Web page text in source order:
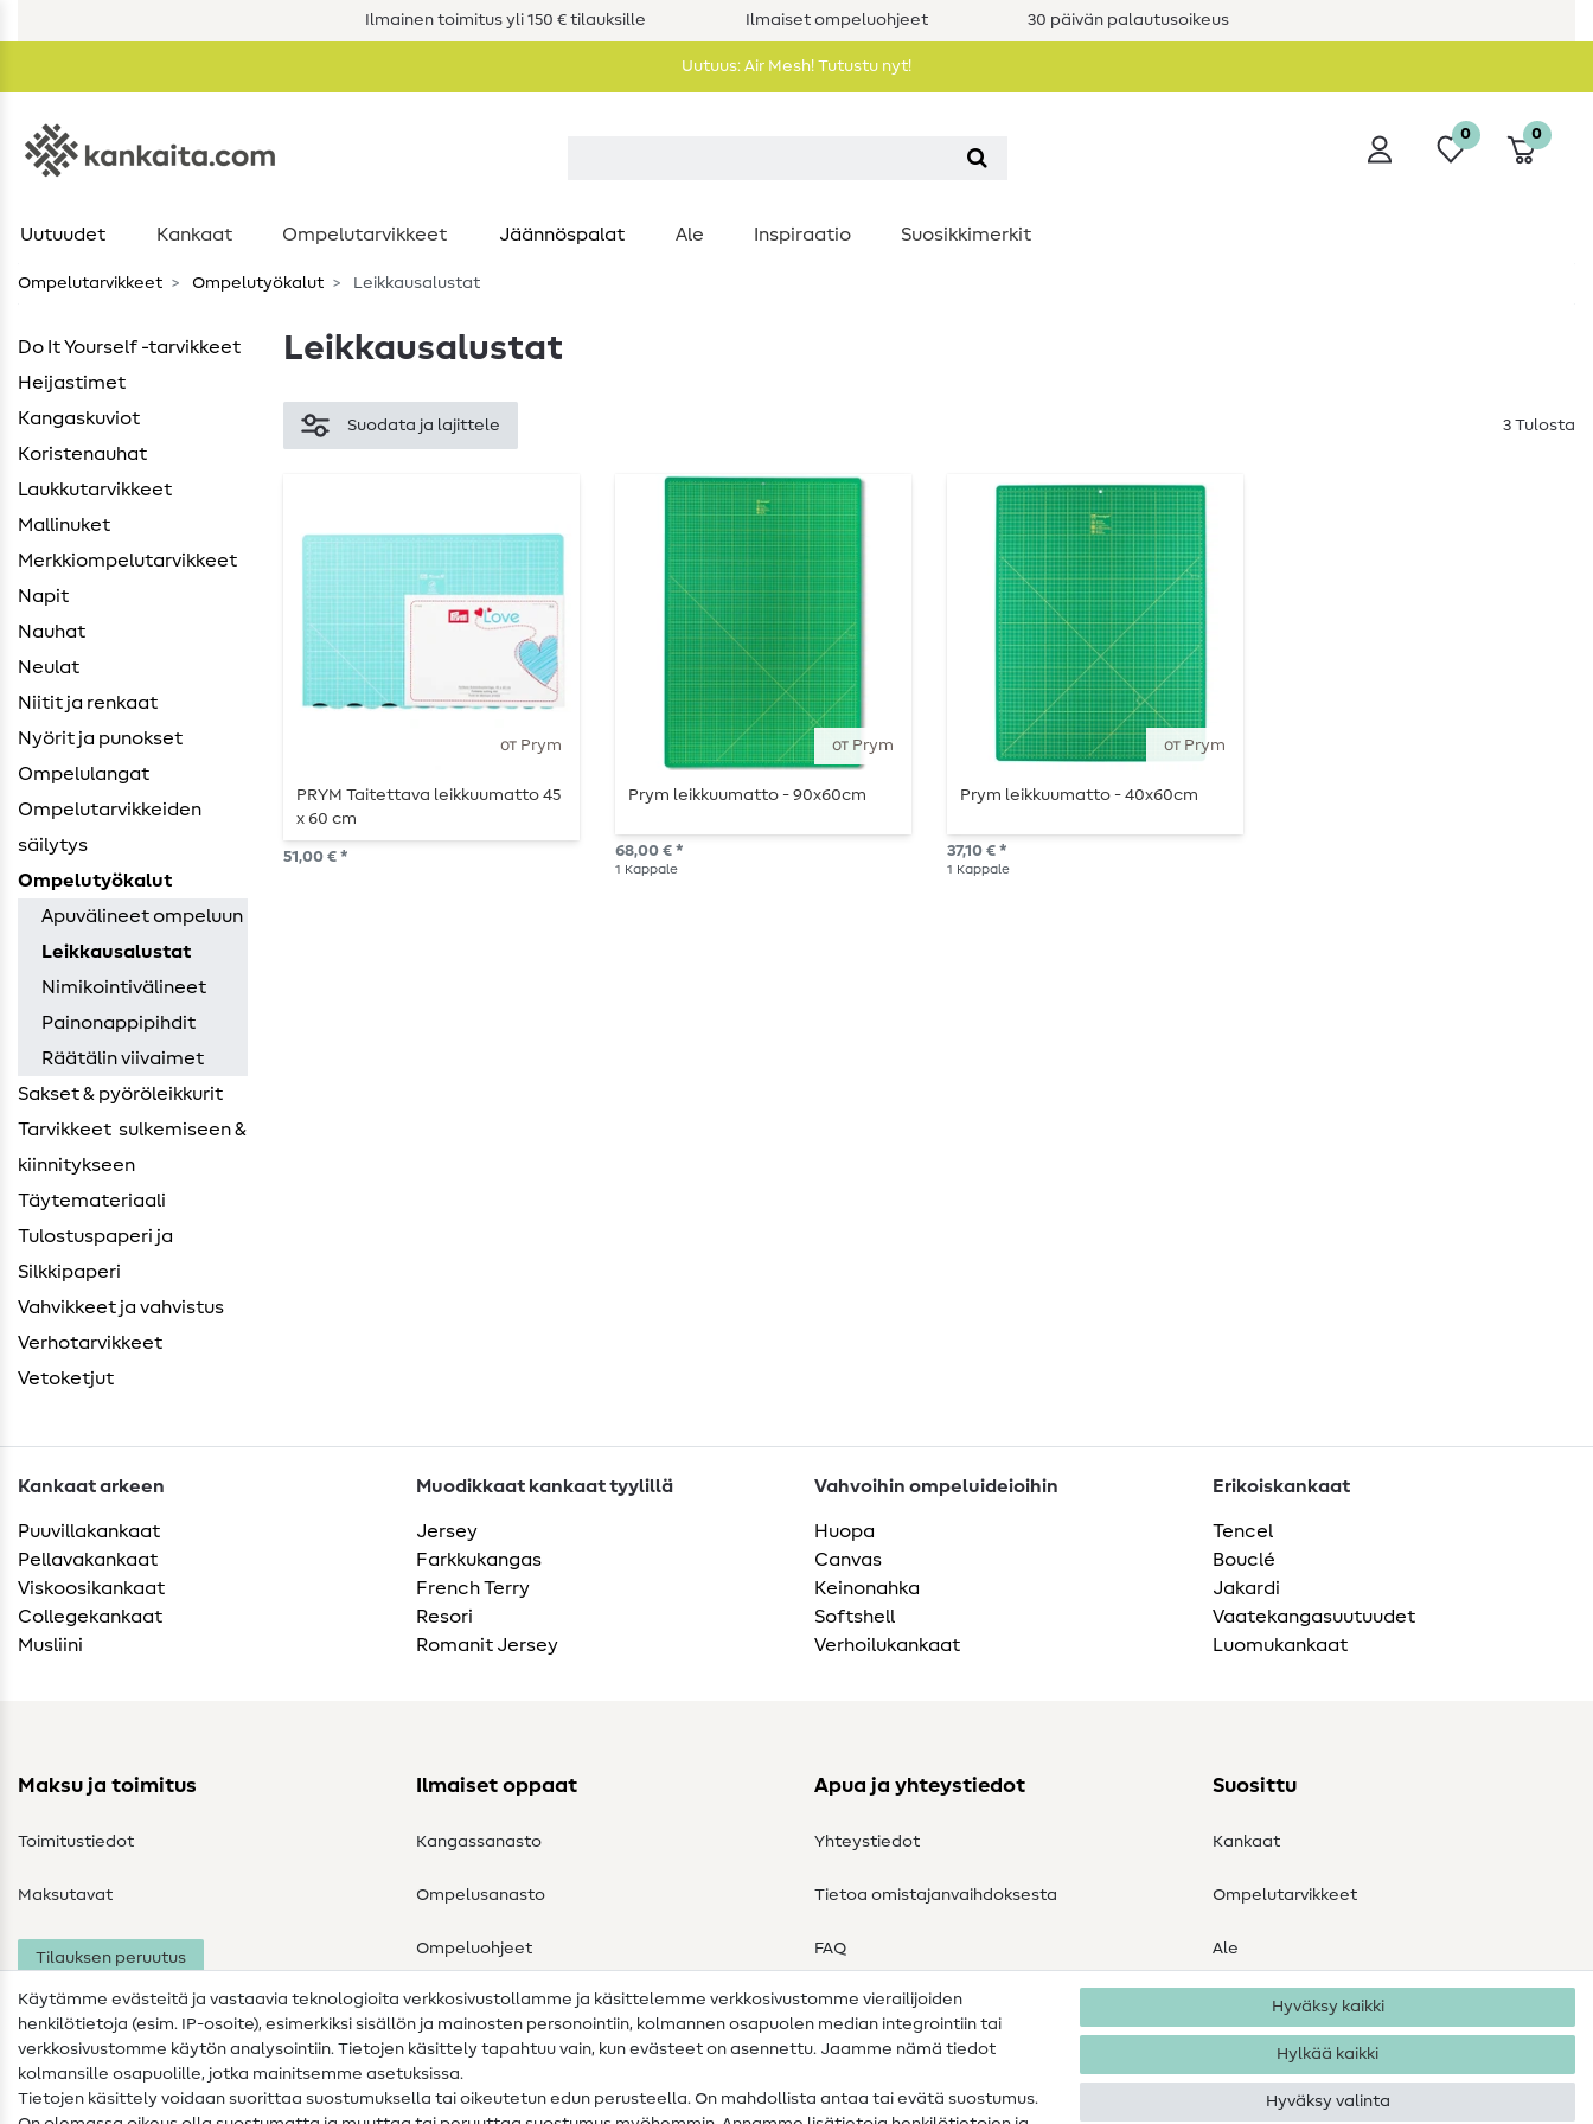
Ilmainen toimitus yli 150 € tilauksille Ilmaiset ompeluohjeet 30 päivän palautusoikeus
Uutuus: Air Mesh! Tutustu nyt!
0 0
Uutuudet Kankaat Ompelutarvikkeet Jäännöspalat Ale Inspiraatio Suosikkimerkit
Ompelutarvikkeet Ompelutyökalut Leikkausalustat
Do It Yourself -tarvikkeet
Heijastimet
Kangaskuviot
Koristenauhat
Laukkutarvikkeet
Mallinuket
Merkkiompelutarvikkeet
Napit
Nauhat
Neulat
Niitit ja renkaat
Nyörit ja punokset
Ompelulangat
Ompelutarvikkeiden ​
säilytys
Ompelutyökalut
Apuvälineet ompeluun
Leikkausalustat
Nimikointivälineet
Painonappipihdit
Räätälin viivaimet
Sakset & pyöröleikkurit
Tarvikkeet ​ sulkemiseen &
kiinnitykseen
Täytemateriaali
Tulostuspaperi ja
Silkkipaperi
Vahvikkeet ja vahvistus
Verhotarvikkeet
Vetoketjut
Leikkausalustat
Suodata ja lajittele 3 Tulosta
от Prym
PRYM Taitettava leikkuumatto 45
x 60 cm
51,00 € *
от Prym
Prym leikkuumatto - 90x60cm
68,00 € *
1 Kappale
от Prym
Prym leikkuumatto - 40x60cm
37,10 € *
1 Kappale
Kankaat arkeen
Puuvillakankaat
Pellavakankaat
Viskoosikankaat
Collegekankaat
Musliini
Muodikkaat kankaat tyylillä
Jersey
Farkkukangas
French Terry
Resori
Romanit Jersey
Vahvoihin ompeluideioihin
Huopa
Canvas
Keinonahka
Softshell
Verhoilukankaat
Erikoiskankaat
Tencel
Bouclé
Jakardi
Vaatekangasuutuudet
Luomukankaat
Maksu ja toimitus
Toimitustiedot
Maksutavat
Tilauksen peruutus
Ilmaiset oppaat
Kangassanasto
Ompelusanasto
Ompeluohjeet
Apua ja yhteystiedot
Yhteystiedot
Tietoa omistajanvaihdoksesta
FAQ
Peruutusoikeus
Suosittu
Kankaat
Ompelutarvikkeet
Ale
Käytämme evästeitä ja vastaavia teknologioita verkkosivustollamme ja käsittelemme verkkosivustomme vierailijoiden
henkilötietoja (esim. IP-osoite), esimerkiksi sisällön ja mainosten personointiin, kolmannen osapuolen median integrointiin tai
verkkosivustomme käytön analysointiin. Tietojen käsittely tapahtuu vain, kun evästeet on asennettu. Jaamme nämä tiedot
kolmansille osapuolille, jotka mainitsemme asetuksissa.
Tietojen käsittely voidaan suorittaa suostumuksella tai oikeutetun edun perusteella. On mahdollista antaa tai evätä suostumus.
Hyväksy kaikki
Hylkää kaikki
Hyväksy valinta